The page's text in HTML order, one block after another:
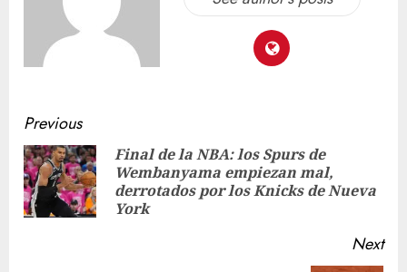
Previous
Final de la NBA: los Spurs de
Wembanyama empiezan mal,
derrotados por los Knicks de Nueva
York
Next